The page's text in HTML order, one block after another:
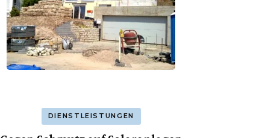
DIENSTLEISTUNGEN